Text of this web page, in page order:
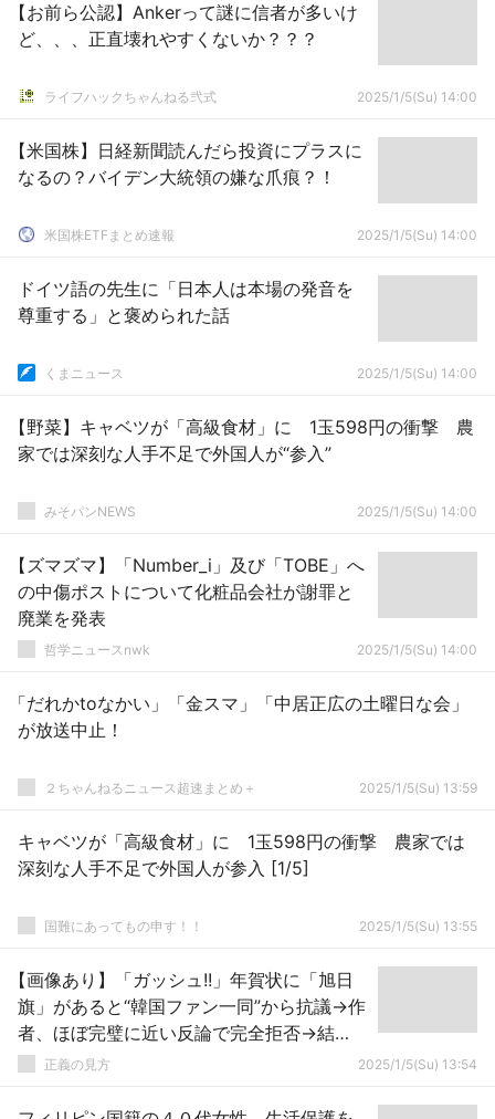
【お前ら公認】Ankerって謎に信者が多いけ
ど、、、正直壊れやすくないか？？？
ライフハックちゃんねる弐式 2025/1/5(Su) 14:00
【米国株】日経新聞読んだら投資にプラスに
なるの？バイデン大統領の嫌な爪痕？！
米国株ETFまとめ速報 2025/1/5(Su) 14:00
ドイツ語の先生に「日本人は本場の発音を
尊重する」と褒められた話
くまニュース 2025/1/5(Su) 14:00
【野菜】キャベツが「高級食材」に 1玉598円の衝撃 農
家では深刻な人手不足で外国人が“参入”
みそパンNEWS 2025/1/5(Su) 14:00
【ズマズマ】「Number_i」及び「TOBE」へ
の中傷ポストについて化粧品会社が謝罪と
廃業を発表
哲学ニュースnwk 2025/1/5(Su) 14:00
「だれかtoなかい」「金スマ」「中居正広の土曜日な会」
が放送中止！
２ちゃんねるニュース超速まとめ＋ 2025/1/5(Su) 13:59
キャベツが「高級食材」に 1玉598円の衝撃 農家では
深刻な人手不足で外国人が参入 [1/5]
国難にあってもの申す！！ 2025/1/5(Su) 13:55
【画像あり】「ガッシュ!!」年賀状に「旭日
旗」があると“韓国ファン一同”から抗議→作
者、ほぼ完璧に近い反論で完全拒否→結
果、鬼バズる
正義の見方 2025/1/5(Su) 13:54